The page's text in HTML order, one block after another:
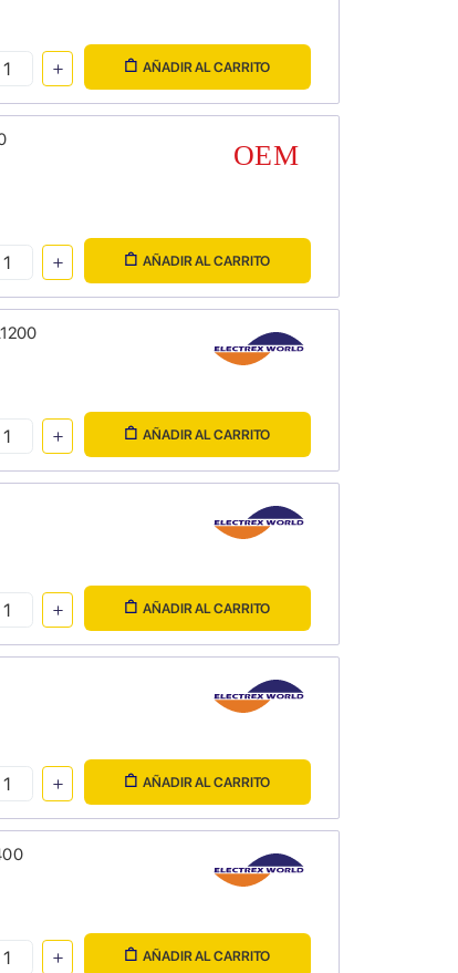
AÑADIR AL CARRITO
AÑADIR AL CARRITO
AÑADIR AL CARRITO
AÑADIR AL CARRITO
AÑADIR AL CARRITO
AÑADIR AL CARRITO